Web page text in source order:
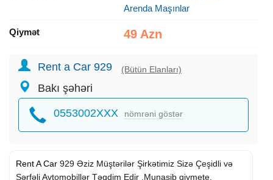
Arenda Maşınlar
Qiymət 49 Azn
Rent a Car 929 (Bütün Elanları)
Bakı şəhəri
0553002XXX nömrəni göstər
Rent A Car 929 Əziz Müştərilər Şirkətimiz Sizə Çeşidli və
Sərfəli Avtomobillər Təqdim Edir .Munasib qiymete,